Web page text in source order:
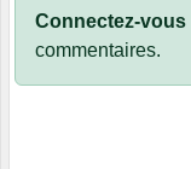
Connectez-vous
commentaires.